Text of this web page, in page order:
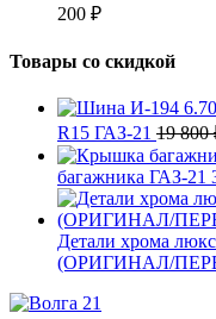
200 ₽
Товары со скидкой
R15 ГАЗ-21 19 800
багажника ГАЗ-
Детали хрома
(ОРИГИНАЛ/